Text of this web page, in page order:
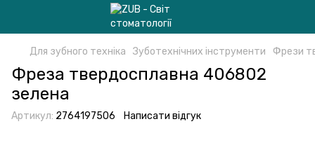
Для зубного техніка Зуботехнічних інструменти Фрези
Фреза твердосплавна 406802
зелена
Артикул: 2764197506 Написати відгук